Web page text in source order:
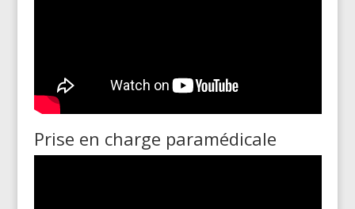
Prise en charge paramédicale